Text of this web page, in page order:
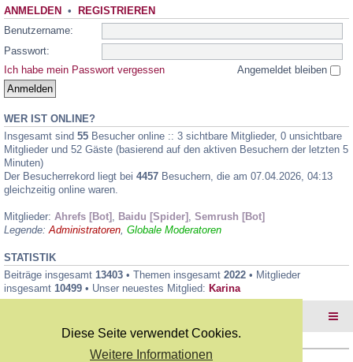
Diese Seite verwendet Cookies.
Weitere Informationen
ANMELDEN • REGISTRIEREN
Benutzername:
Passwort:
Ich habe mein Passwort vergessen
Angemeldet bleiben
WER IST ONLINE?
Insgesamt sind 55 Besucher online :: 3 sichtbare Mitglieder, 0 unsichtbare
Mitglieder und 52 Gäste (basierend auf den aktiven Besuchern der letzten 5
Minuten)
Der Besucherrekord liegt bei 4457 Besuchern, die am 07.04.2026, 04:13
gleichzeitig online waren.
Mitglieder: Ahrefs [Bot] , Baidu [Spider] , Semrush [Bot]
Legende:Administratoren, Globale Moderatoren
STATISTIK
Beiträge insgesamt 13403 • Themen insgesamt 2022 • Mitglieder
insgesamt 10499 • Unser neuestes Mitglied: Karina